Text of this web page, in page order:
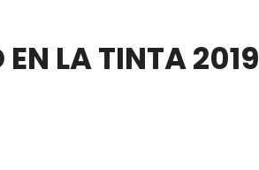
LA TINTA 2019